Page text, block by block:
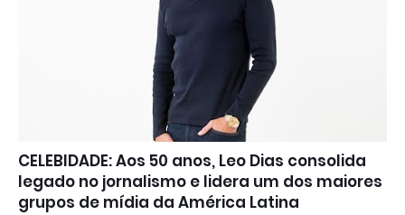
CELEBIDADE: Aos 50 anos, Leo Dias consolida
legado no jornalismo e lidera um dos maiores
grupos de mídia da América Latina